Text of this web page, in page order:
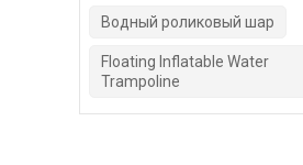
Водный роликовый шар
Floating Inflatable Water
Trampoline